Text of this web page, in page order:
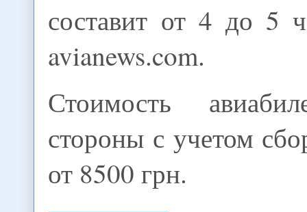
составит от 4 до 5
avianews.com.
Стоимость
стороны с учетом
от 8500 грн.